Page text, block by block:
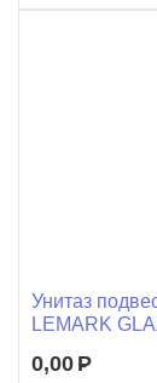
Унитаз
LEMARK
0,00 Р